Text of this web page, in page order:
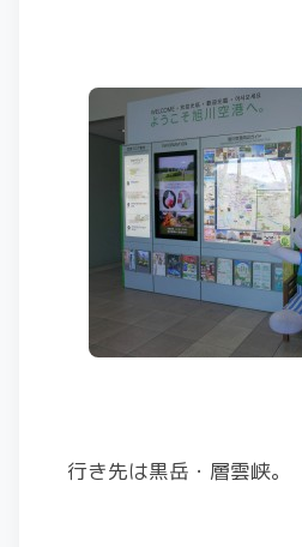
行き先は黒岳・層雲峡。